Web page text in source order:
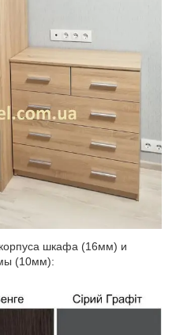
шкафа (16мм) и
(10мм):